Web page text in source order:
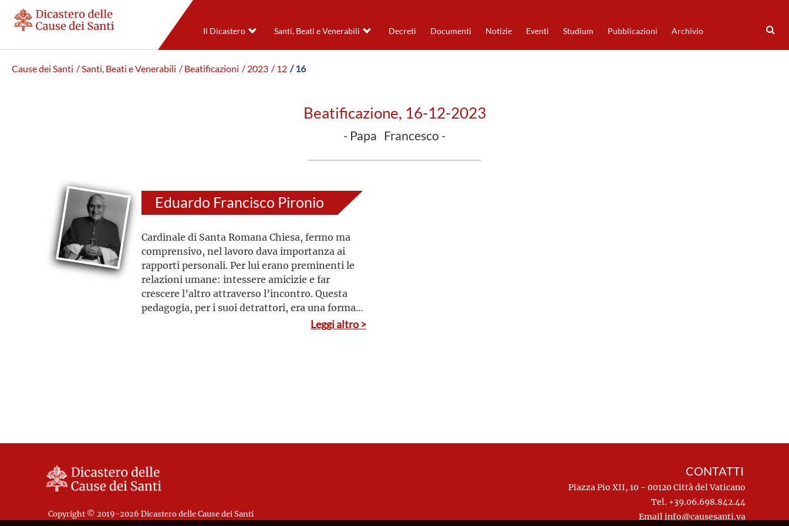
Il Dicastero Santi, Beati e Venerabili Decreti Documenti Notizie Eventi Studium Pubblicazioni Archivio
Cause dei Santi / Santi, Beati e Venerabili / Beatificazioni / 2023 / 12 / 16
Beatificazione, 16-12-2023
- Papa Francesco -
Eduardo Francisco Pironio
Cardinale di Santa Romana Chiesa, fermo ma
comprensivo, nel lavoro dava importanza ai
rapporti personali. Per lui erano preminenti le
relazioni umane: intessere amicizie e far
crescere l’altro attraverso l’incontro. Questa
pedagogia, per i suoi detrattori, era una forma
di debolezza, in realtà costituiva la sua forza
Leggi altro >
Copyright © 2019-2026 Dicastero delle Cause dei Santi
CONTATTI
Piazza Pio XII, 10 - 00120 Città del Vaticano
Tel. +39.06.698.842.44
Emailinfo@causesanti.va